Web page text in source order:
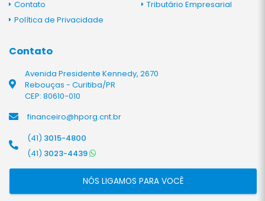
Contato
Política de Privacidade
Tributário Empresarial
Contato
Avenida Presidente Kennedy, 2670
Rebouças - Curitiba/PR
CEP: 80610-010
financeiro@hporg.cnt.br
(41) 3015-4800
(41) 3023-4439
NÓS LIGAMOS PARA VOCÊ